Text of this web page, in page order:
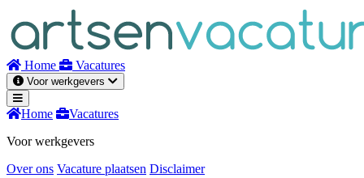
inhoud
Home Vacatures
Voor werkgevers
Home
Vacatures
Voor werkgevers
Over ons Vacature plaatsen Disclaimer